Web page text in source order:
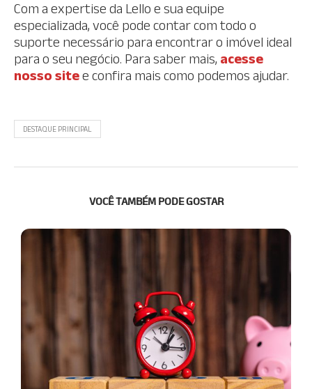
Com a expertise da Lello e sua equipe
especializada, você pode contar com todo o
suporte necessário para encontrar o imóvel ideal
para o seu negócio. Para saber mais, acesse
nosso sitee confira mais como podemos ajudar.
DESTAQUE PRINCIPAL
VOCÊ TAMBÉM PODE GOSTAR